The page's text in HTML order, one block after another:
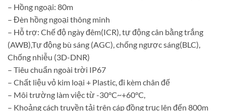
– Hồng ngoại: 80m
– Đèn hồng ngoại thông minh
– Hỗ trợ: Chế độ ngày đêm(ICR), tự động cân bằng trắng
(AWB),Tự động bù sáng (AGC), chống ngược sáng(BLC),
Chống nhiễu (3D-DNR)
– Tiêu chuẩn ngoài trời IP67
– Chất liệu vỏ kim loại + Plastic, đi kèm chân đế
– Môi trường làm việc từ -30°C~+60°C,
– Khoảng cách truyền tải trên cáp đồng trục lên đến 800m